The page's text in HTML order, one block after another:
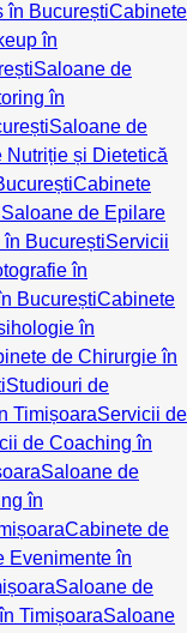
în BucureștiCabinete
în
Saloane de
în
Saloane de
Nutriție și Dietetică
Cabinete
Saloane de Epilare
BucureștiServicii
în
BucureștiCabinete
în
de Chirurgie în
Studiouri de
TimișoaraServicii de
de Coaching în
Saloane de
în
Cabinete de
Evenimente în
Saloane de
TimișoaraSaloane